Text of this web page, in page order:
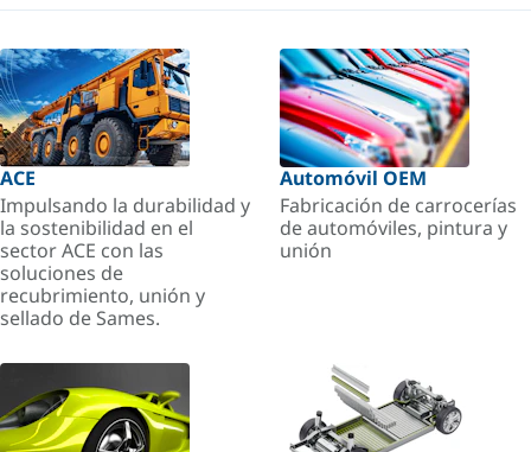
ACE
Impulsando la durabilidad y
la sostenibilidad en el
sector ACE con las
soluciones de
recubrimiento, unión y
sellado de Sames.
Automóvil OEM
Fabricación de carrocerías
de automóviles, pintura y
unión